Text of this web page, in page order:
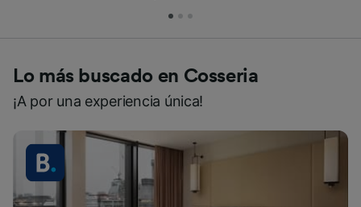
Lo más buscado en Cosseria
¡A por una experiencia única!